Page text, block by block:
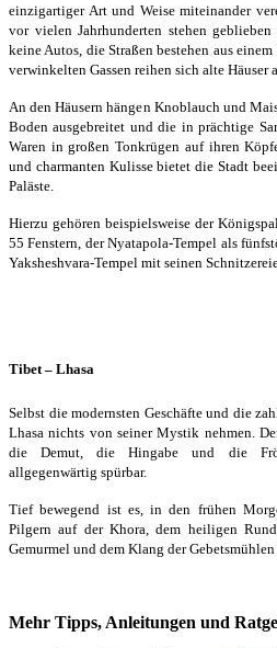
einzigartiger Art und Weise miteinander
vor vielen Jahrhunderten stehen
keine Autos, die Straßen bestehen aus
verwinkelten Gassen reihen sich alte Häuser
An den Häusern hängen Knoblauch und
Boden ausgebreitet und die in prächtige
Waren in großen Tonkrügen auf ihren
und charmanten Kulisse bietet die Stadt
Paläste.
Hierzu gehören beispielsweise der
55 Fenstern, der Nyatapola-Tempel als
Yaksheshvara-Tempel mit seinen
Tibet – Lhasa
Selbst die modernsten Geschäfte und die
Lhasa nichts von seiner Mystik nehmen.
die Demut, die Hingabe und die
allgegenwärtig spürbar.
Tief bewegend ist es, in den frühen
Pilgern auf der Khora, dem heiligen
Gemurmel und dem Klang der Gebetsmühlen
Mehr Tipps, Anleitungen und